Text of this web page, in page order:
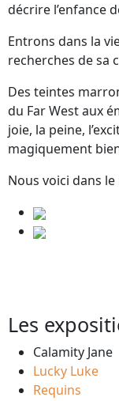
décrire l’enfance
Entrons dans la
recherches de sa
Des teintes
du Far West aux
joie, la peine,
magiquement
Nous voici dans
Les
Calamity Jane
Lucky Luke
Requins